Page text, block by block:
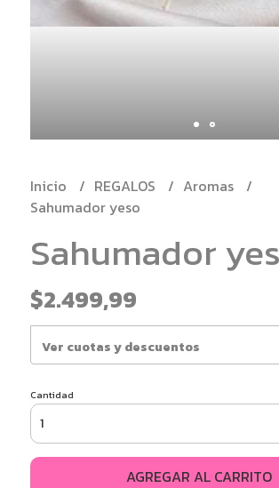
Inicio REGALOS
Aromas
Sahumador yeso
Sahumador
$2.499,99
Ver cuotas y descuentos
Cantidad
AGREGAR AL CARRITO